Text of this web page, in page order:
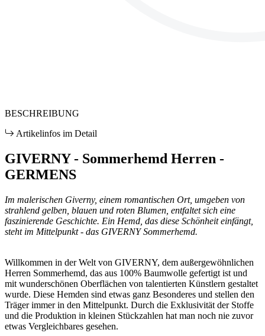
BESCHREIBUNG
Artikelinfos im Detail
GIVERNY - Sommerhemd Herren -
GERMENS
Im malerischen Giverny, einem romantischen Ort, umgeben von
strahlend gelben, blauen und roten Blumen, entfaltet sich eine
faszinierende Geschichte. Ein Hemd, das diese Schönheit einfängt,
steht im Mittelpunkt - das GIVERNY Sommerhemd.
Willkommen in der Welt von GIVERNY, dem außergewöhnlichen
Herren Sommerhemd, das aus 100% Baumwolle gefertigt ist und
mit wunderschönen Oberflächen von talentierten Künstlern gestaltet
wurde. Diese Hemden sind etwas ganz Besonderes und stellen den
Träger immer in den Mittelpunkt. Durch die Exklusivität der Stoffe
und die Produktion in kleinen Stückzahlen hat man noch nie zuvor
etwas Vergleichbares gesehen.